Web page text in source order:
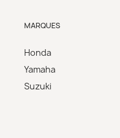
MARQUES
Honda
Yamaha
Suzuki